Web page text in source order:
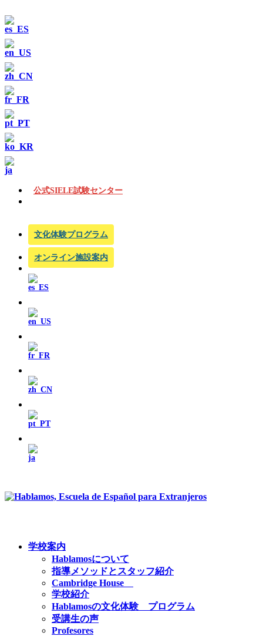
公式SIELE試験センター
文化体験プログラム
オンライン施設案内
学校案内
Hablamosについて
指導メソッドとスタッフ紹介
Cambridge House
学校紹介
Hablamosの文化体験 プログラム
受講生の声
Profesores